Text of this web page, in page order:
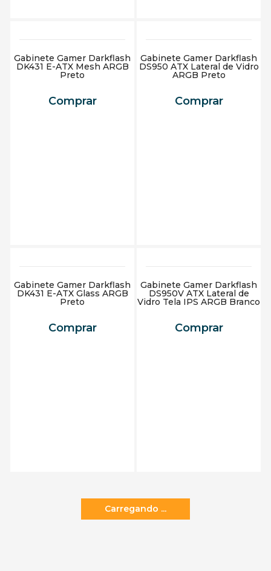
Gabinete Gamer Darkflash
DK431 E-ATX Mesh ARGB
Preto
Comprar
Gabinete Gamer Darkflash
DS950 ATX Lateral de Vidro
ARGB Preto
Comprar
Gabinete Gamer Darkflash
DK431 E-ATX Glass ARGB
Preto
Comprar
Gabinete Gamer Darkflash
DS950V ATX Lateral de
Vidro Tela IPS ARGB Branco
Comprar
Carregando ...